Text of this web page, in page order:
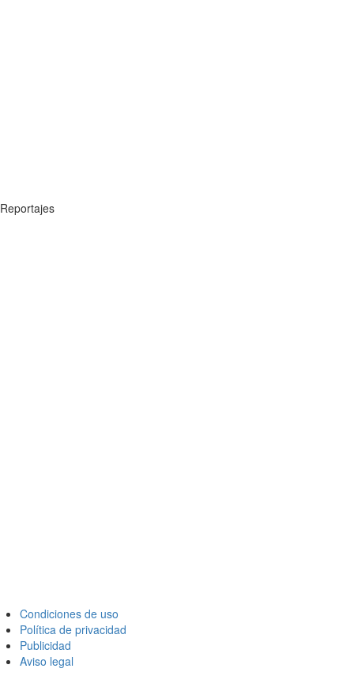
Reportajes
Condiciones de uso
Política de privacidad
Publicidad
Aviso legal